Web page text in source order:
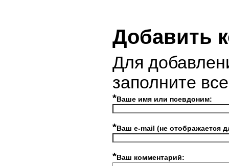
Добавить
Для
заполните
*Ваше имя или псевдоним:
*Ваш e-mail (не отображается
*Ваш комментарий: